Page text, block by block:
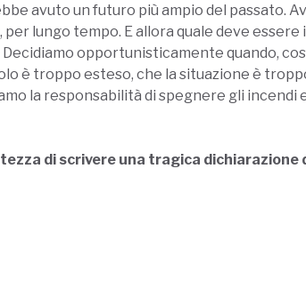
avuto un futuro più ampio del passato.
lungo tempo. E allora quale deve essere
opportunisticamente quando,
è troppo esteso, che la situazione è
la responsabilità di spegnere gli incendi
di scrivere una tragica dichiarazione